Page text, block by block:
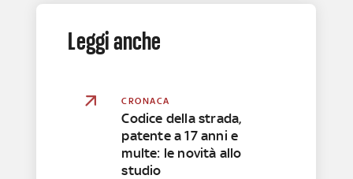
Leggi anche
CRONACA
Codice della strada,
patente a 17 anni e
multe: le novità allo
studio